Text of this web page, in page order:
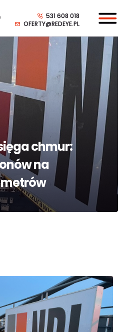
531 608 018
OFERTY@REDEYE.PL
chmur:
na